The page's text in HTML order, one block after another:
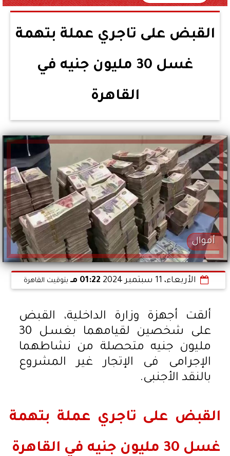
القبض على تاجري عملة بتهمة
غسل 30 مليون جنيه في
القاهرة
أموال
الأربعاء، 11 سبتمبر 2024 01:22 مـ بتوقيت القاهرة
ألقت أجهزة وزارة الداخلية، القبض
على شخصين لقيامهما بغسـل 30
مليون جنيه متحصلة من نشاطهما
الإجرامى فى الإتجار غير المشروع
بالنقد الأجنبى.
القبض على تاجري عملة بتهمة
غسل 30 مليون جنيه في القاهرة